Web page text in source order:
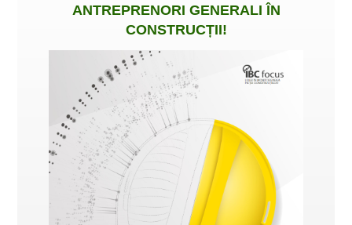
ANTREPRENORI GENERALI ÎN
CONSTRUCȚII!